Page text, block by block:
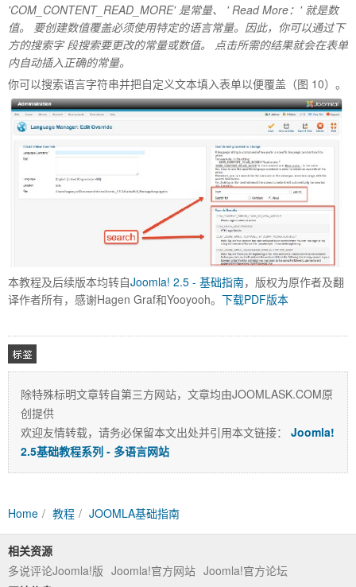
'COM_CONTENT_READ_MORE' 是常量、 ' Read More： ' 就是数
值。 要创建数值覆盖必须使用特定的语言常量。因此，你可以通过下
方的搜索字 段搜索要更改的常量或数值。 点击所需的结果就会在表单
内自动插入正确的常量。
你可以搜索语言字符串并把自定义文本填入表单以便覆盖（图 10）。
本教程及后续版本均转自Joomla! 2.5 - 基础指南，版权为原作者及翻
译作者所有，感谢Hagen Graf和Yooyooh。 下载PDF版本
相关
标
除特殊标明文章转自第三方网站，文章均由JOOMLASK.COM原
创提供
欢迎友情转载，请务必保留本文出处并引用本文链接：
Joomla!
2.5基础教程系列 - 多语言网站
Home 教程 JOOMLA基础指南
相关资源
多说评论Joomla!版 Joomla!官方网站 Joomla!官方论坛